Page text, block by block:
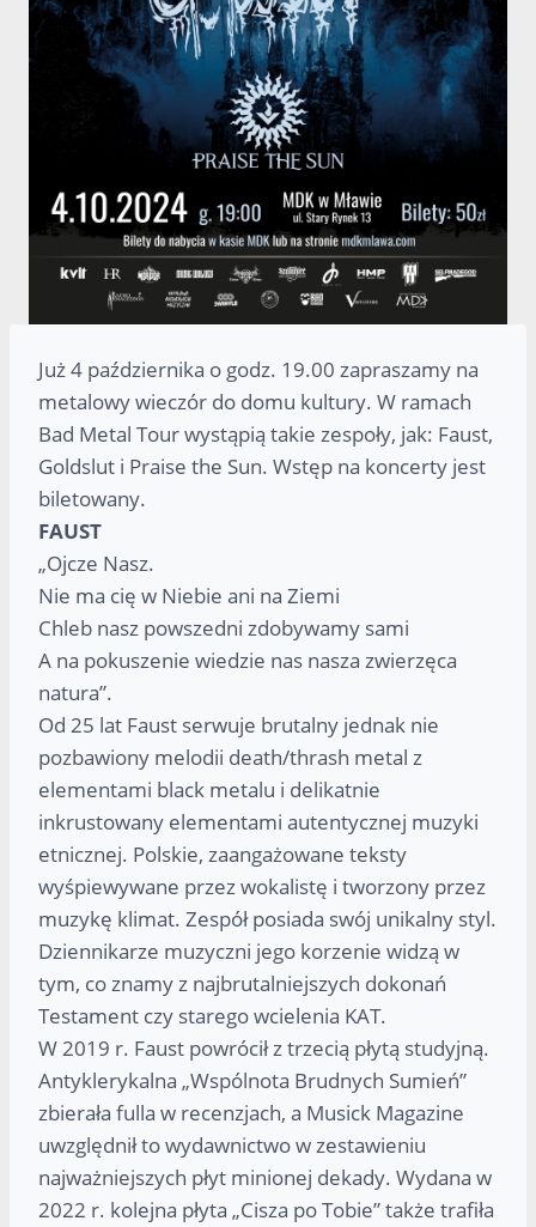
Już 4 października o godz. 19.00 zapraszamy na
metalowy wieczór do domu kultury. W ramach
Bad Metal Tour wystąpią takie zespoły, jak: Faust,
Goldslut i Praise the Sun. Wstęp na koncerty jest
biletowany.
FAUST
„Ojcze Nasz.
Nie ma cię w Niebie ani na Ziemi
Chleb nasz powszedni zdobywamy sami
A na pokuszenie wiedzie nas nasza zwierzęca
natura”.
Od 25 lat Faust serwuje brutalny jednak nie
pozbawiony melodii death/thrash metal z
elementami black metalu i delikatnie
inkrustowany elementami autentycznej muzyki
etnicznej. Polskie, zaangażowane teksty
wyśpiewywane przez wokalistę i tworzony przez
muzykę klimat. Zespół posiada swój unikalny styl.
Dziennikarze muzyczni jego korzenie widzą w
tym, co znamy z najbrutalniejszych dokonań
Testament czy starego wcielenia KAT.
W 2019 r. Faust powrócił z trzecią płytą studyjną.
Antyklerykalna „Wspólnota Brudnych Sumień”
zbierała fulla w recenzjach, a Musick Magazine
uwzględnił to wydawnictwo w zestawieniu
najważniejszych płyt minionej dekady. Wydana w
2022 r. kolejna płyta „Cisza po Tobie” także trafiła